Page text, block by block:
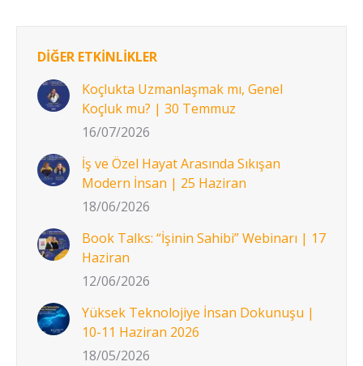
DİĞER ETKİNLİKLER
Koçlukta Uzmanlaşmak mı, Genel
Koçluk mu? | 30 Temmuz
16/07/2026
İş ve Özel Hayat Arasında Sıkışan
Modern İnsan | 25 Haziran
18/06/2026
Book Talks: “İşinin Sahibi” Webinarı | 17
Haziran
12/06/2026
Yüksek Teknolojiye İnsan Dokunuşu |
10-11 Haziran 2026
18/05/2026